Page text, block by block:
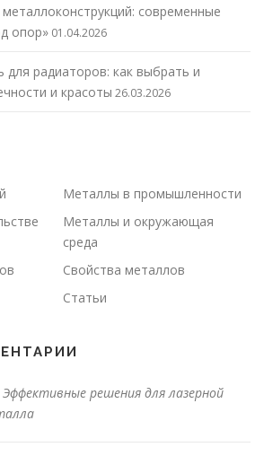
современные
опор» 01.04.2026
для радиаторов: как выбрать и
и красоты 26.03.2026
Металлы в промышленности
Металлы и окружающая
среда
Свойства металлов
Статьи
Эффективные решения для лазерной